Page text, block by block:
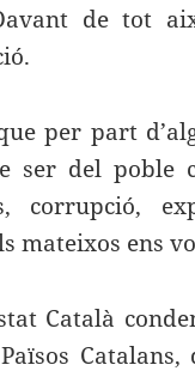
de tot
per part
ser del poble
corrupció,
mateixos ens
Català
Catalans,